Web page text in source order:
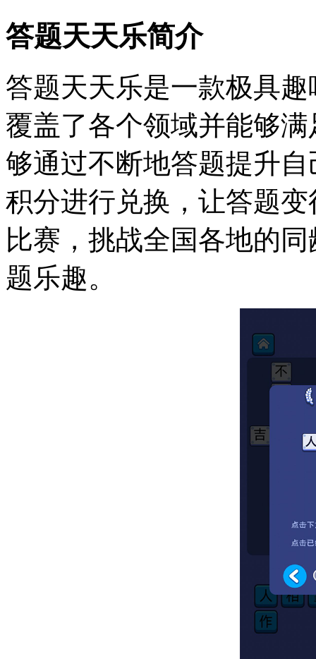
答题天天乐简介
答题天天乐是一款极具
覆盖了各个领域并能够
够通过不断地答题提升
积分进行兑换，让答题
比赛，挑战全国各地的
题乐趣。